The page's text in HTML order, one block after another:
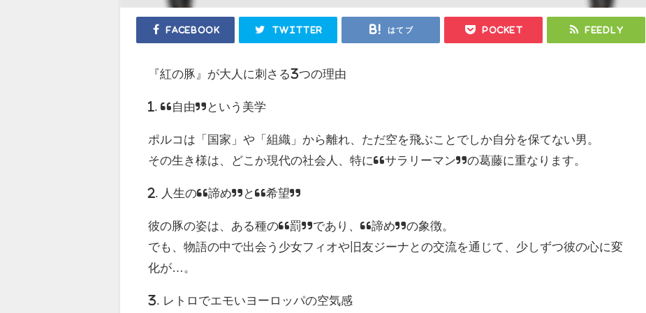
Facebook Twitter はてブ Pocket Feedly
『紅の豚』が大人に刺さる3つの理由
1. “自由”という美学
ポルコは「国家」や「組織」から離れ、ただ空を飛ぶことでしか自分を保てない男。
その生き様は、どこか現代の社会人、特に“サラリーマン”の葛藤に重なります。
2. 人生の“諦め”と“希望”
彼の豚の姿は、ある種の“罰”であり、“諦め”の象徴。
でも、物語の中で出会う少女フィオや旧友ジーナとの交流を通じて、少しずつ彼の心に変
化が…。
3. レトロでエモいヨーロッパの空気感